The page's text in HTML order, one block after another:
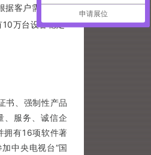
据客户需要在冷
10万台设备稳定
书、强制性产品
、服务、诚信企
拥有16项软件著
中央电视台“国
申请展位